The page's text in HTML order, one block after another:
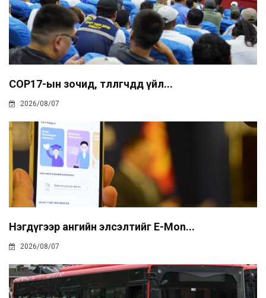
COP17-ын зочид, төлөөлөгчдөд үйл...
2026/08/07
Нэгдүгээр ангийн элсэлтийг E-Mon...
2026/08/07